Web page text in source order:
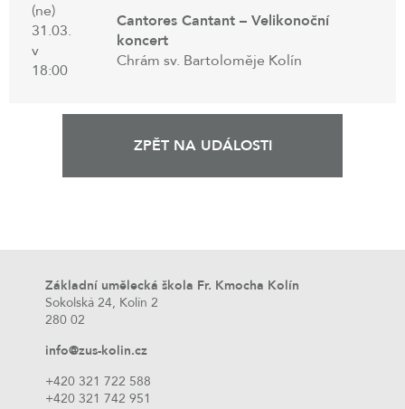
(ne)
31.03.
v
18:00
Cantores Cantant – Velikonoční
koncert
Chrám sv. Bartoloměje Kolín
ZPĚT NA UDÁLOSTI
Základní umělecká škola Fr. Kmocha Kolín
Sokolská 24, Kolín 2
280 02
info@zus-kolin.cz
+420 321 722 588
+420 321 742 951